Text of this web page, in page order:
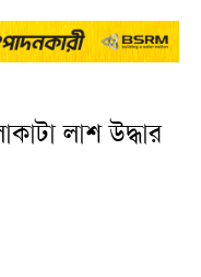
লাশ উদ্ধার